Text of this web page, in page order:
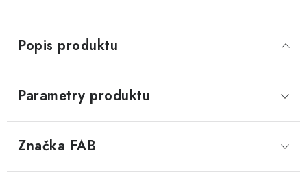
Popis produktu
Parametry produktu
Značka FAB